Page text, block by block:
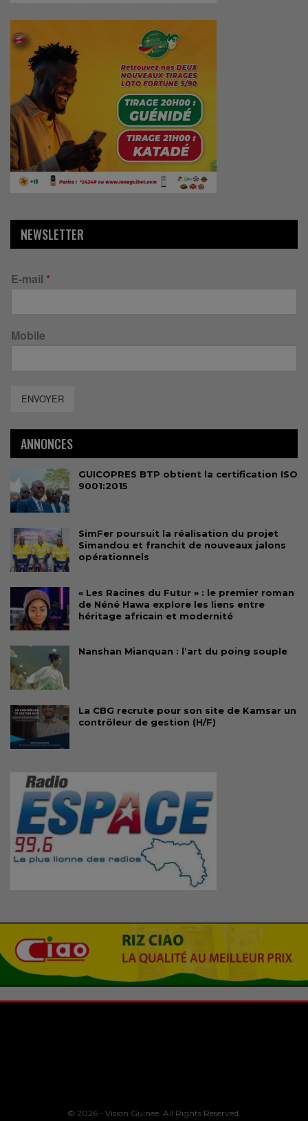
NEWSLETTER
E-mail *
Mobile
ENVOYER
ANNONCES
GUICOPRES BTP obtient la certification ISO
9001:2015
SimFer poursuit la réalisation du projet
Simandou et franchit de nouveaux jalons
opérationnels
« Les Racines du Futur » : le premier roman
de Néné Hawa explore les liens entre
héritage africain et modernité
Nanshan Mianquan : l’art du poing souple
La CBG recrute pour son site de Kamsar un
contrôleur de gestion (H/F)
© 2026 - Vision Guinee. All Rights Reserved.